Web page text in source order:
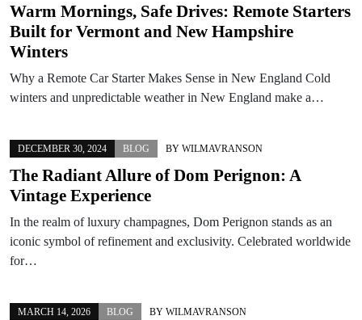
Warm Mornings, Safe Drives: Remote Starters
Built for Vermont and New Hampshire
Winters
Why a Remote Car Starter Makes Sense in New England Cold
winters and unpredictable weather in New England make a…
DECEMBER 30, 2024 BLOG BY WILMAVRANSON
The Radiant Allure of Dom Perignon: A
Vintage Experience
In the realm of luxury champagnes, Dom Perignon stands as an
iconic symbol of refinement and exclusivity. Celebrated worldwide
for…
MARCH 14, 2026 BLOG BY WILMAVRANSON